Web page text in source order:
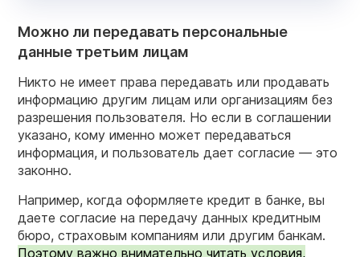
Можно ли передавать персональные
данные третьим лицам
Никто не имеет права передавать или продавать
информацию другим лицам или организациям без
разрешения пользователя. Но если в соглашении
указано, кому именно может передаваться
информация, и пользователь дает согласие — это
законно.
Например, когда оформляете кредит в банке, вы
даете согласие на передачу данных кредитным
бюро, страховым компаниям или другим банкам.
Поэтому важно внимательно читать условия,